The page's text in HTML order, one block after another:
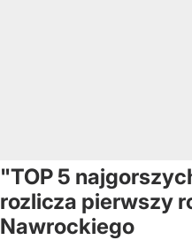
"TOP 5
rozlicza pierwszy
Nawrockiego